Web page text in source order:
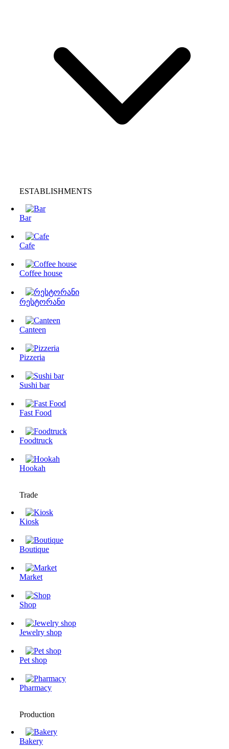
ESTABLISHMENTS
Bar
Cafe
Coffee house
რესტორანი
Canteen
Pizzeria
Sushi bar
Fast Food
Foodtruck
Hookah
Trade
Kiosk
Boutique
Market
Shop
Jewelry shop
Pet shop
Pharmacy
Production
Bakery